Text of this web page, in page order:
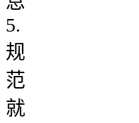
5.
规
范
就